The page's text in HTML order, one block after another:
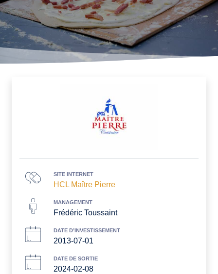
SITE INTERNET
HCL Maître Pierre
MANAGEMENT
Frédéric Toussaint
DATE D’INVESTISSEMENT
2013-07-01
DATE DE SORTIE
2024-02-08